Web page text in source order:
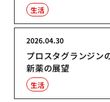
生活
プロスタグランジン
新薬の展望
2026.04.30
生活